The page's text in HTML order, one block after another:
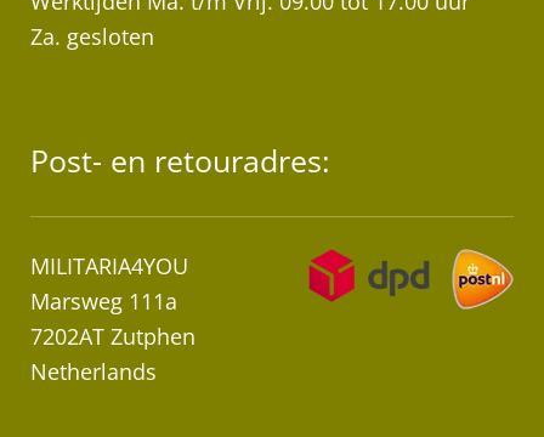
Za. gesloten
Post- en retouradres:
MILITARIA4YOU
Marsweg 111a
7202AT Zutphen
Netherlands